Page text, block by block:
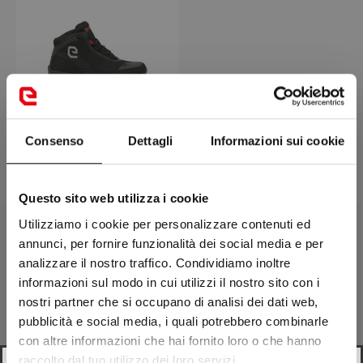
Consenso Dettagli Informazioni sui cookie
Questo sito web utilizza i cookie
Utilizziamo i cookie per personalizzare contenuti ed
annunci, per fornire funzionalità dei social media e per
analizzare il nostro traffico. Condividiamo inoltre
informazioni sul modo in cui utilizzi il nostro sito con i
nostri partner che si occupano di analisi dei dati web,
pubblicità e social media, i quali potrebbero combinarle
con altre informazioni che hai fornito loro o che hanno
raccolto dal tuo utilizzo dei loro servizi.
TOWN AIR
Price
€ 139,90
Free shipping starting from 99 €
and free size exchange returns on footwear
Go to the article 1
Go to the article 2
Go to the article 3